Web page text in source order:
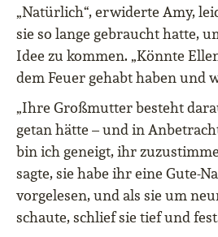
„Natürlich“, erwiderte Amy,
sie so lange gebraucht hatte,
Idee zu kommen. „Könnte
dem Feuer gehabt haben und
„Ihre Großmutter besteht
getan hätte – und in
bin ich geneigt, ihr
sagte, sie habe ihr eine Gute-
vorgelesen, und als sie um
schaute, schlief sie tief und